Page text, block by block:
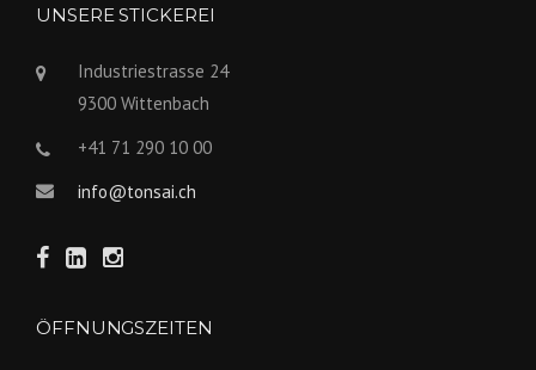
UNSERE STICKEREI
Industriestrasse 24
9300 Wittenbach
+41 71 290 10 00
info@tonsai.ch
ÖFFNUNGSZEITEN